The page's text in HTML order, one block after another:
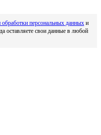
персональных данных и
оставляете свои данные в любой